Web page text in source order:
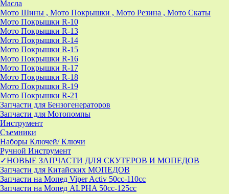
Масла
Мото Шины , Мото Покрышки , Мото Резина , Мото Скаты
Мото Покрышки R-10
Мото Покрышки R-13
Мото Покрышки R-14
Мото Покрышки R-15
Мото Покрышки R-16
Мото Покрышки R-17
Мото Покрышки R-18
Мото Покрышки R-19
Мото Покрышки R-21
Запчасти для Бензогенераторов
Запчасти для Мотопомпы
Инструмент
Съемники
Наборы Ключей/ Ключи
Ручной Инструмент
✓НОВЫЕ ЗАПЧАСТИ ДЛЯ СКУТЕРОВ И МОПЕДОВ
Запчасти для Китайских МОПЕДОВ
Запчасти на Мопед Viper Activ 50cc-110cc
Запчасти на Мопед ALPHA 50cc-125cc